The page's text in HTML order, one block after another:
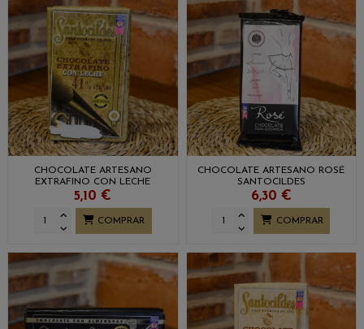
CHOCOLATE ARTESANO
EXTRAFINO CON LECHE
SANTOCILDES
5,10 €
COMPRAR
CHOCOLATE ARTESANO ROSÉ
SANTOCILDES
6,30 €
COMPRAR